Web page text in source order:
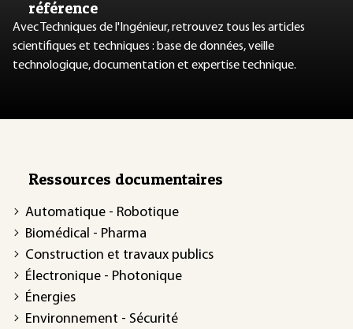
référence
Avec Techniques de l'Ingénieur, retrouvez tous les articles
scientifiques et techniques : base de données, veille
technologique, documentation et expertise technique.
Ressources documentaires
Automatique - Robotique
Biomédical - Pharma
Construction et travaux publics
Électronique - Photonique
Énergies
Environnement - Sécurité